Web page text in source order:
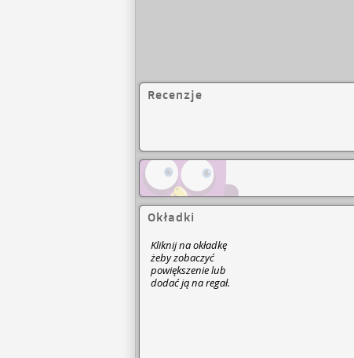
Recenzje
Okładki
Kliknij na okładkę
żeby zobaczyć
powiększenie lub
dodać ją na regał.